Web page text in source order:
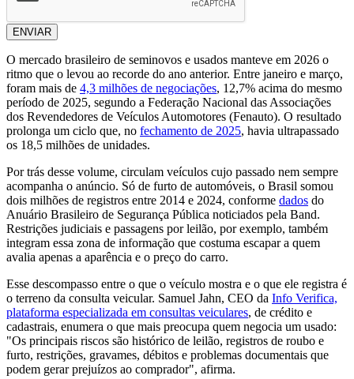
ENVIAR
O mercado brasileiro de seminovos e usados manteve em 2026 o
ritmo que o levou ao recorde do ano anterior. Entre janeiro e março,
foram mais de 4,3 milhões de negociações, 12,7% acima do mesmo
período de 2025, segundo a Federação Nacional das Associações
dos Revendedores de Veículos Automotores (Fenauto). O resultado
prolonga um ciclo que, no fechamento de 2025, havia ultrapassado
os 18,5 milhões de unidades.
Por trás desse volume, circulam veículos cujo passado nem sempre
acompanha o anúncio. Só de furto de automóveis, o Brasil somou
dois milhões de registros entre 2014 e 2024, conforme dados do
Anuário Brasileiro de Segurança Pública noticiados pela Band.
Restrições judiciais e passagens por leilão, por exemplo, também
integram essa zona de informação que costuma escapar a quem
avalia apenas a aparência e o preço do carro.
Esse descompasso entre o que o veículo mostra e o que ele registra é
o terreno da consulta veicular. Samuel Jahn, CEO da Info Verifica,
plataforma especializada em consultas veiculares, de crédito e
cadastrais, enumera o que mais preocupa quem negocia um usado:
"Os principais riscos são histórico de leilão, registros de roubo e
furto, restrições, gravames, débitos e problemas documentais que
podem gerar prejuízos ao comprador", afirma.